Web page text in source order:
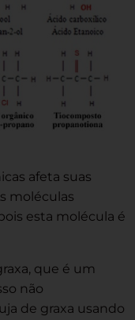
afeta suas
moléculas
esta molécula é
que é um
não
de graxa usando